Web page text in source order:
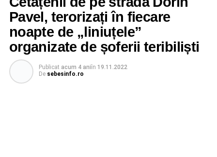
Pavel, terorizați în fiecare
noapte de „liniuțele”
organizate de șoferii teribiliști
Publicat acum 4 aniîn 19.11.2022
De sebesinfo.ro